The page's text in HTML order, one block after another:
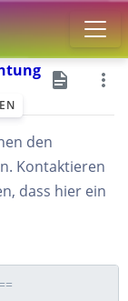
den
Kontaktieren
dass hier ein